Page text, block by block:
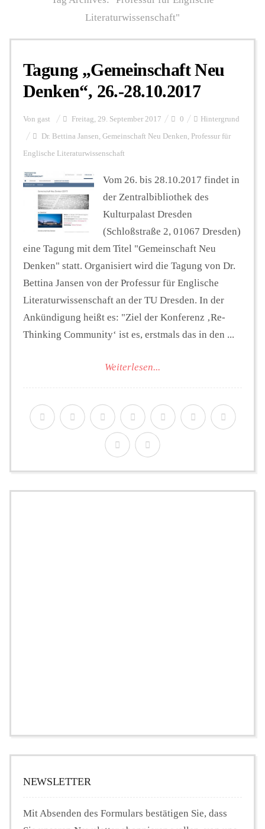
Personalien
Hintergrund
FUNKTURM-Beiträge
Seminare
Unterstützen
Literaturwissenschaft"
Tagung „Gemeinschaft Neu
Denken“, 26.-28.10.2017
Von gast Freitag, 29. September 2017 0 Hintergrund
Dr. Bettina Jansen, Gemeinschaft Neu Denken, Professur für
Englische Literaturwissenschaft
Vom 26. bis 28.10.2017 findet in
der Zentralbibliothek des
Kulturpalast Dresden
(Schloßstraße 2, 01067 Dresden)
eine Tagung mit dem Titel "Gemeinschaft Neu
Denken" statt. Organisiert wird die Tagung von Dr.
Bettina Jansen von der Professur für Englische
Literaturwissenschaft an der TU Dresden. In der
Ankündigung heißt es: "Ziel der Konferenz ‚Re-
Thinking Community‘ ist es, erstmals das in den ...
Weiterlesen...
NEWSLETTER
Mit Absenden des Formulars bestätigen Sie, dass